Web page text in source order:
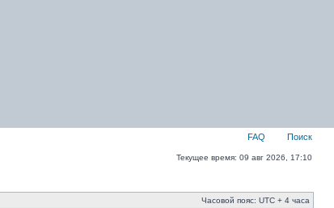
FAQ Поиск
Текущее время: 09 авг 2026, 17:10
Часовой пояс: UTC + 4 часа